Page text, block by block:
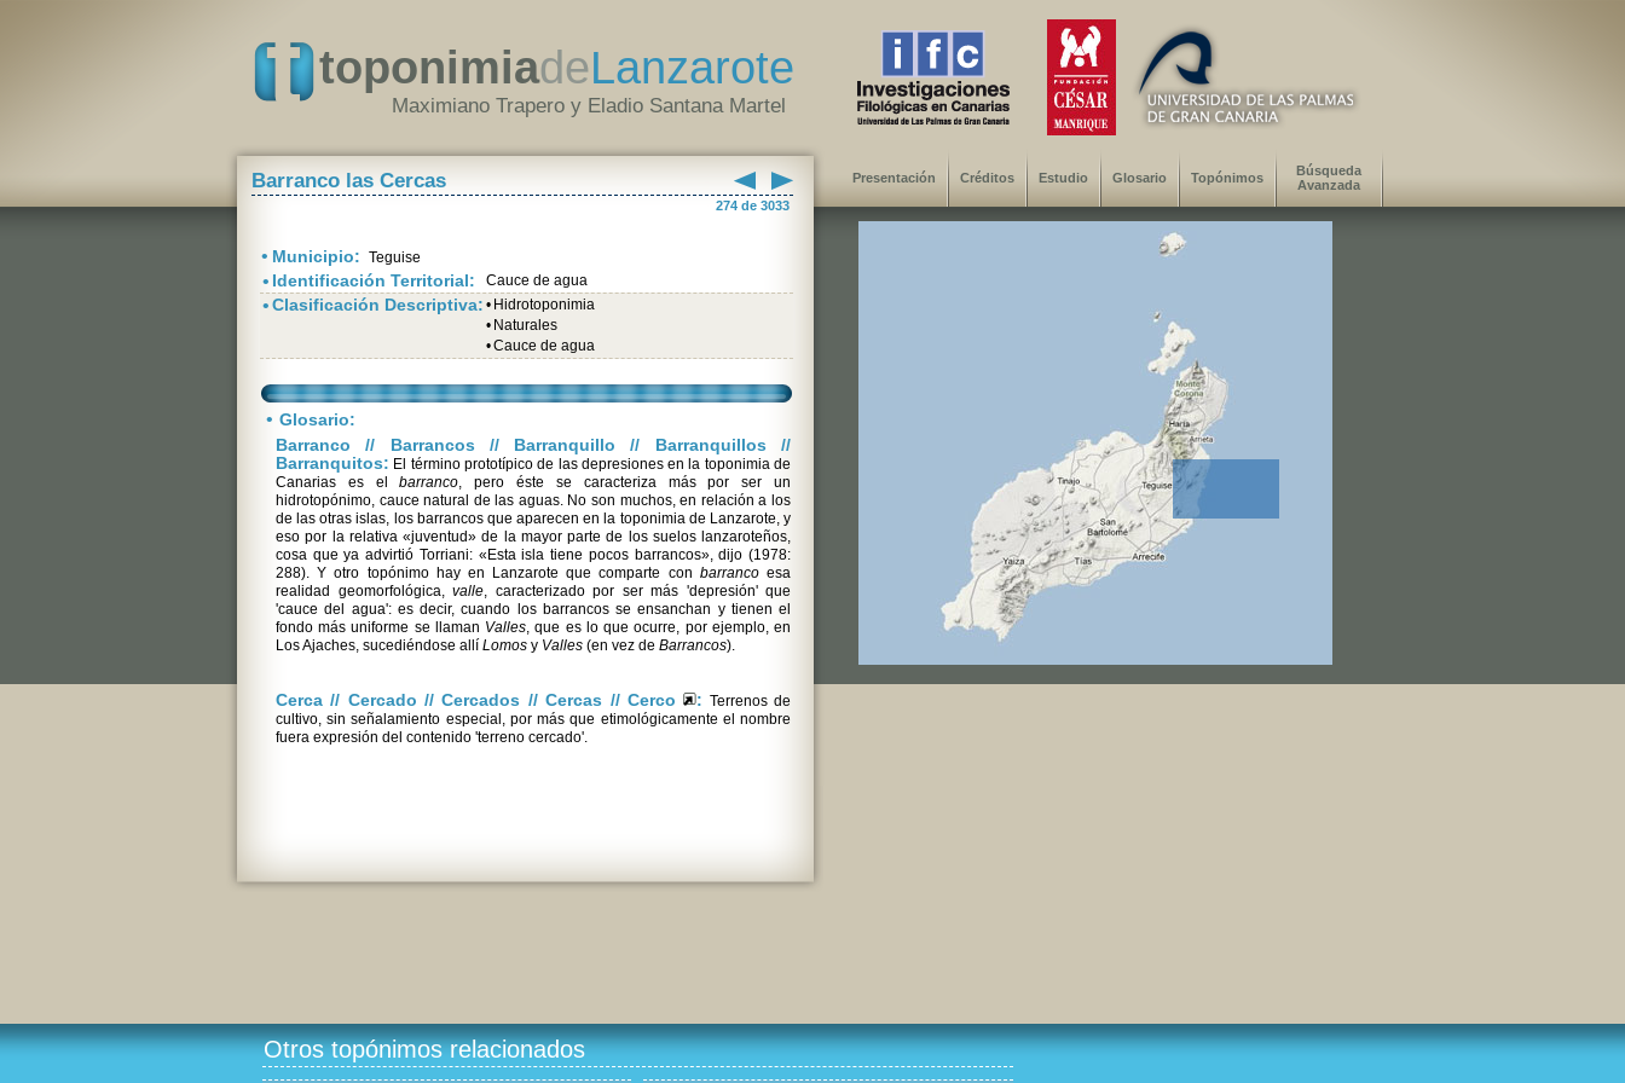
toponimiadeLanzarote
Maximiano Trapero y Eladio Santana Martel
Barranco las Cercas
274 de 3033
• Municipio: Teguise
• Identificación Territorial: Cauce de agua
•Clasificación Descriptiva: • Hidrotoponimia
• Naturales
•Cauce de agua
• Glosario:
Barranco // Barrancos // Barranquillo // Barranquillos //
Barranquitos: El término prototípico de las depresiones en la toponimia de
Canarias es elbarranco, pero éste se caracteriza más por ser un
hidrotopónimo, cauce natural de las aguas. No son muchos, en relación a los
de las otras islas, los barrancos que aparecen en la toponimia de Lanzarote, y
eso por la relativa «juventud» de la mayor parte de los suelos lanzaroteños,
cosa que ya advirtió Torriani: «Esta isla tiene pocos barrancos», dijo (1978:
288). Y otro topónimo hay en Lanzarote que comparte con barrancoesa
realidad geomorfológica, valle, caracterizado por ser más 'depresión' que
'cauce del agua': es decir, cuando los barrancos se ensanchan y tienen el
fondo más uniforme se llaman Valles, que es lo que ocurre, por ejemplo, en
Los Ajaches, sucediéndose allí Lomos y Valles (en vez de Barrancos).
Cerca // Cercado // Cercados // Cercas // Cerco : Terrenos de
cultivo, sin señalamiento especial, por más que etimológicamente el nombre
fuera expresión del contenido 'terreno cercado'.
Presentación Créditos Estudio Glosario Topónimos
Búsqueda
Avanzada
Otros topónimos relacionados